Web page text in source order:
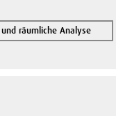
räumliche Analyse